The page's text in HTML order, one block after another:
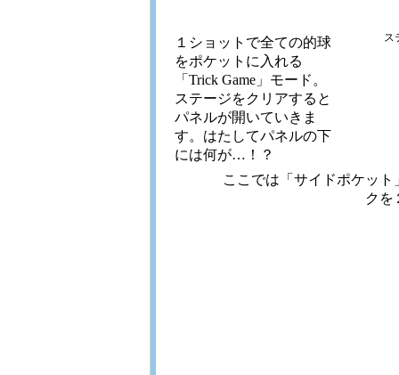
１ショットで全ての的球
をポケットに入れる
「Trick Game」モード。
ステージをクリアすると
パネルが開いていきま
す。はたしてパネルの下
には何が…！？
ス
ここでは「サイドポケッ
クを